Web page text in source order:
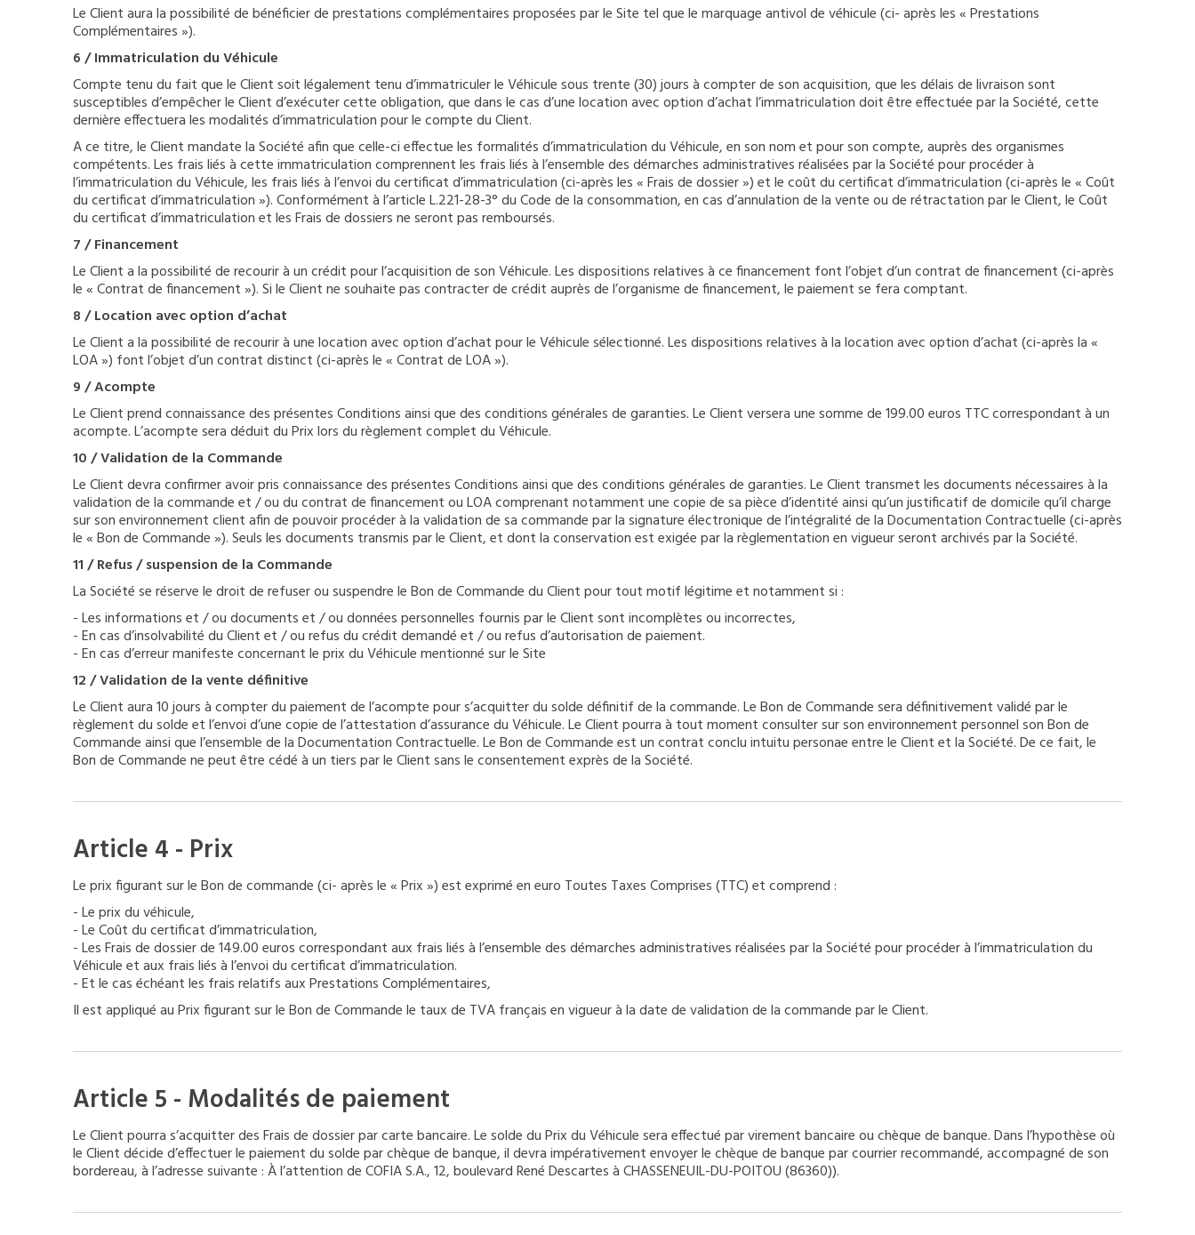
Le Client aura la possibilité de bénéficier de prestations complémentaires proposées par le Site tel que le marquage antivol de véhicule (ci- après les « Prestations
Complémentaires »).
6 / Immatriculation du Véhicule
Compte tenu du fait que le Client soit légalement tenu d’immatriculer le Véhicule sous trente (30) jours à compter de son acquisition, que les délais de livraison sont
susceptibles d’empêcher le Client d’exécuter cette obligation, que dans le cas d’une location avec option d’achat l’immatriculation doit être effectuée par la Société, cette
dernière effectuera les modalités d’immatriculation pour le compte du Client.
A ce titre, le Client mandate la Société afin que celle-ci effectue les formalités d’immatriculation du Véhicule, en son nom et pour son compte, auprès des organismes
compétents. Les frais liés à cette immatriculation comprennent les frais liés à l’ensemble des démarches administratives réalisées par la Société pour procéder à
l’immatriculation du Véhicule, les frais liés à l’envoi du certificat d’immatriculation (ci-après les « Frais de dossier ») et le coût du certificat d’immatriculation (ci-après le « Coût
du certificat d’immatriculation »). Conformément à l’article L.221-28-3° du Code de la consommation, en cas d’annulation de la vente ou de rétractation par le Client, le Coût
du certificat d’immatriculation et les Frais de dossiers ne seront pas remboursés.
7 / Financement
Le Client a la possibilité de recourir à un crédit pour l’acquisition de son Véhicule. Les dispositions relatives à ce financement font l’objet d’un contrat de financement (ci-après
le « Contrat de financement »). Si le Client ne souhaite pas contracter de crédit auprès de l’organisme de financement, le paiement se fera comptant.
8 / Location avec option d’achat
Le Client a la possibilité de recourir à une location avec option d’achat pour le Véhicule sélectionné. Les dispositions relatives à la location avec option d’achat (ci-après la «
LOA ») font l’objet d’un contrat distinct (ci-après le « Contrat de LOA »).
9 / Acompte
Le Client prend connaissance des présentes Conditions ainsi que des conditions générales de garanties. Le Client versera une somme de 199.00 euros TTC correspondant à un
acompte. L’acompte sera déduit du Prix lors du règlement complet du Véhicule.
10 / Validation de la Commande
Le Client devra confirmer avoir pris connaissance des présentes Conditions ainsi que des conditions générales de garanties. Le Client transmet les documents nécessaires à la
validation de la commande et / ou du contrat de financement ou LOA comprenant notamment une copie de sa pièce d’identité ainsi qu’un justificatif de domicile qu’il charge
sur son environnement client afin de pouvoir procéder à la validation de sa commande par la signature électronique de l’intégralité de la Documentation Contractuelle (ci-après
le « Bon de Commande »). Seuls les documents transmis par le Client, et dont la conservation est exigée par la règlementation en vigueur seront archivés par la Société.
11 / Refus / suspension de la Commande
La Société se réserve le droit de refuser ou suspendre le Bon de Commande du Client pour tout motif légitime et notamment si :
- Les informations et / ou documents et / ou données personnelles fournis par le Client sont incomplètes ou incorrectes,
- En cas d’insolvabilité du Client et / ou refus du crédit demandé et / ou refus d’autorisation de paiement.
- En cas d’erreur manifeste concernant le prix du Véhicule mentionné sur le Site
12 / Validation de la vente définitive
Le Client aura 10 jours à compter du paiement de l’acompte pour s’acquitter du solde définitif de la commande. Le Bon de Commande sera définitivement validé par le
règlement du solde et l’envoi d’une copie de l’attestation d’assurance du Véhicule. Le Client pourra à tout moment consulter sur son environnement personnel son Bon de
Commande ainsi que l’ensemble de la Documentation Contractuelle. Le Bon de Commande est un contrat conclu intuitu personae entre le Client et la Société. De ce fait, le
Bon de Commande ne peut être cédé à un tiers par le Client sans le consentement exprès de la Société.
Article 4 - Prix
Le prix figurant sur le Bon de commande (ci- après le « Prix ») est exprimé en euro Toutes Taxes Comprises (TTC) et comprend :
- Le prix du véhicule,
- Le Coût du certificat d’immatriculation,
- Les Frais de dossier de 149.00 euros correspondant aux frais liés à l’ensemble des démarches administratives réalisées par la Société pour procéder à l’immatriculation du
Véhicule et aux frais liés à l’envoi du certificat d’immatriculation.
- Et le cas échéant les frais relatifs aux Prestations Complémentaires,
Il est appliqué au Prix figurant sur le Bon de Commande le taux de TVA français en vigueur à la date de validation de la commande par le Client.
Article 5 - Modalités de paiement
Le Client pourra s’acquitter des Frais de dossier par carte bancaire. Le solde du Prix du Véhicule sera effectué par virement bancaire ou chèque de banque. Dans l’hypothèse où
le Client décide d’effectuer le paiement du solde par chèque de banque, il devra impérativement envoyer le chèque de banque par courrier recommandé, accompagné de son
bordereau, à l’adresse suivante : À l’attention de COFIA S.A., 12, boulevard René Descartes à CHASSENEUIL-DU-POITOU (86360)).